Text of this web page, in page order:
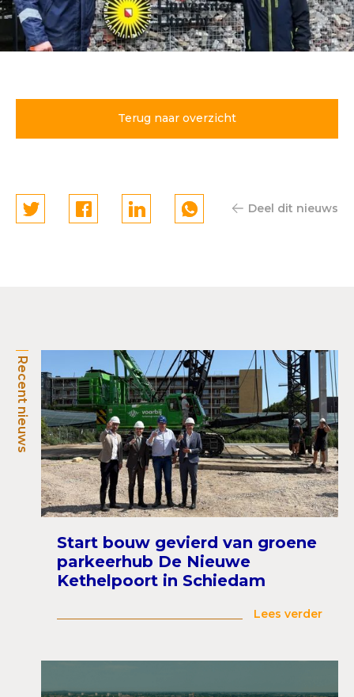
Utrecht spectaculair
geopend
Terug naar overzicht
Deel dit nieuws
Recent nieuws
Start bouw gevierd van groene
parkeerhub De Nieuwe
Kethelpoort in Schiedam
Lees verder